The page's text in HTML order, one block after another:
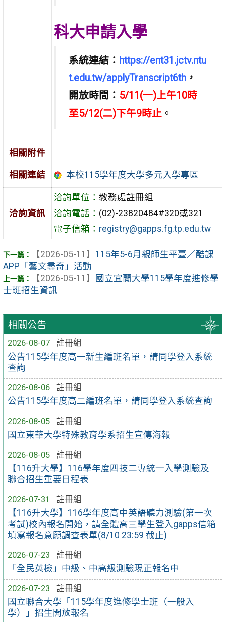
相關公告
2026-08-07
註冊組
公告115學年度高一新生編班名單，請同學登入系統
查詢
2026-08-06
註冊組
公告115學年度高二編班名單，請同學登入系統查詢
2026-08-05
註冊組
國立東華大學特殊教育學系招生宣傳海報
2026-08-05
註冊組
【116升大學】116學年度四技二專統一入學測驗及
聯合招生重要日程表
2026-07-31
註冊組
【116升大學】116學年度高中英語聽力測驗(第一次
考試)校內報名開始，請全體高三學生登入gapps信箱
填寫報名意願調查表單(8/10 23:59 截止)
2026-07-23
註冊組
「全民英檢」中級、中高級測驗現正報名中
2026-07-23
註冊組
國立聯合大學「115學年度進修學士班（一般入
學）」招生開放報名
科大申請入學
系統連結： https://ent31.jctv.ntu
t.edu.tw/applyTranscript6th，
開放時間： 5/11(一)上午10時
至5/12(二)下午9時止。
相關附件
相關連結 本校115學年度大學多元入學專區
洽詢資訊
洽詢單位： 教務處註冊組
洽詢電話： (02)-23820484#320或321
電子信箱： registry@gapps.fg.tp.edu.tw
【2026-05-11】 115年5-6月親師生平臺／酷課
APP「藝文尋奇」活動
【2026-05-11】
國立宜蘭大學115學年度進修學
士班招生資訊